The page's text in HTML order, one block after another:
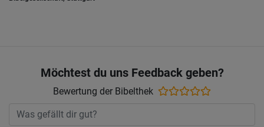
Möchtest du uns Feedback geben?
Bewertung der Bibelthek